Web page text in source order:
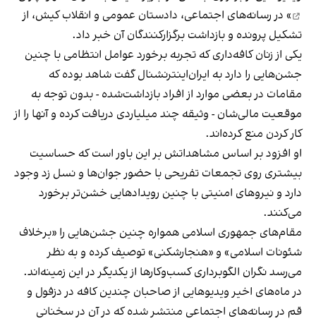
» در رسانه‌های اجتماعی، دادستان عمومی و انقلاب کیش، از
تشکیل پرونده و بازداشت برگزارکنندگان آن خبر داد.
یکی از زنان کافه‌داری که تجربه برخورد عوامل انتظامی با چنین
جشن‌هایی را دارد به ایران‌اینترنشنال گفت شاهد بوده که
مقامات در بعضی موارد از افراد بازداشت‌‌شده - بدون توجه به
موقعیت مالی‌شان - وثیقه چند میلیاردی دریافت کرده و آنها را از
کار کردن منع کرده‌اند.
او افزود بر اساس مشاهداتش بر این باور است که حساسیت
بیشتری روی تجمعات تفریحی با حضور جوان‌ها و نسل زد وجود
دارد و نیروهای امنیتی با چنین رویدادهایی خشن‌تر برخورد
می‌کنند.
مقام‌های جمهوری اسلامی همواره چنین جشن‌هایی را «برخلاف
شئونات اسلامی» و «هنجارشکنی» توصیف کرده و به نظر
می‌رسد نگران الگوبرداری کسب‌وکارها از یکدیگر در این زمینه‌اند.
در ماه‌های اخیر ویدیوهایی از صاحبان چندین کافه در دزفول و
قم در رسانه‌های اجتماعی منتشر شده که در آن در سخنانی